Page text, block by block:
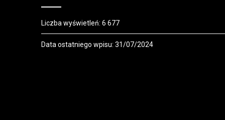
Liczba wyświetleń: 6 677
Data ostatniego wpisu: 31/07/2024